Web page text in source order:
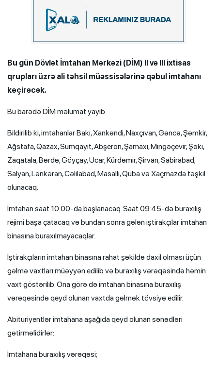
Bu gün Dövlət İmtahan Mərkəzi (DİM) II və III ixtisas
qrupları üzrə ali təhsil müəssisələrinə qəbul imtahanı
keçirəcək.
Bu barədə DİM məlumat yayıb.
Bildirilib ki, imtahanlar Bakı, Xankəndi, Naxçıvan, Gəncə, Şəmkir,
Ağstafa, Qazax, Sumqayıt, Abşeron, Şamaxı, Mingəçevir, Şəki,
Zaqatala, Bərdə, Göyçay, Ucar, Kürdəmir, Şirvan, Sabirabad,
Salyan, Lənkəran, Cəlilabad, Masallı, Quba və Xaçmazda təşkil
olunacaq.
İmtahan saat 10:00-da başlanacaq. Saat 09:45-də buraxılış
rejimi başa çatacaq və bundan sonra gələn iştirakçılar imtahan
binasına buraxılmayacaqlar.
İştirakçıların imtahan binasına rahat şəkildə daxil olması üçün
gəlmə vaxtları müəyyən edilib və buraxılış vərəqəsində həmin
vaxt göstərilib. Ona görə də imtahan binasına buraxılış
vərəqəsində qeyd olunan vaxtda gəlmək tövsiyə edilir.
Abituriyentlər imtahana aşağıda qeyd olunan sənədləri
gətirməlidirlər:
İmtahana buraxılış vərəqəsi;